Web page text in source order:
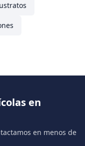
en
en menos de